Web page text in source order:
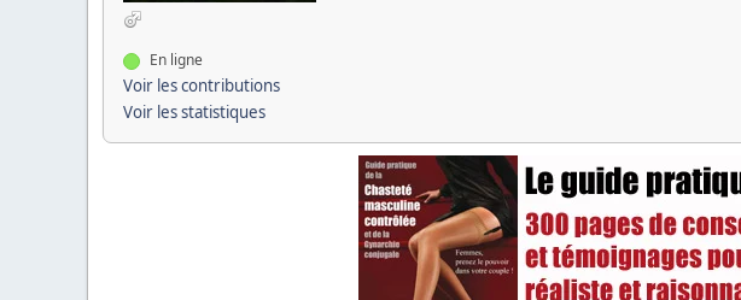
En ligne
Voir les contributions
Voir les statistiques